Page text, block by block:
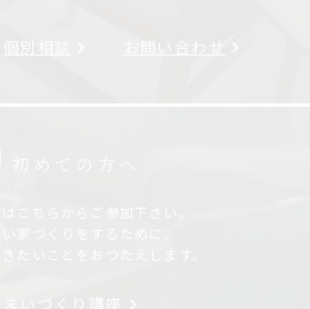
個別相談 お問い合わせ